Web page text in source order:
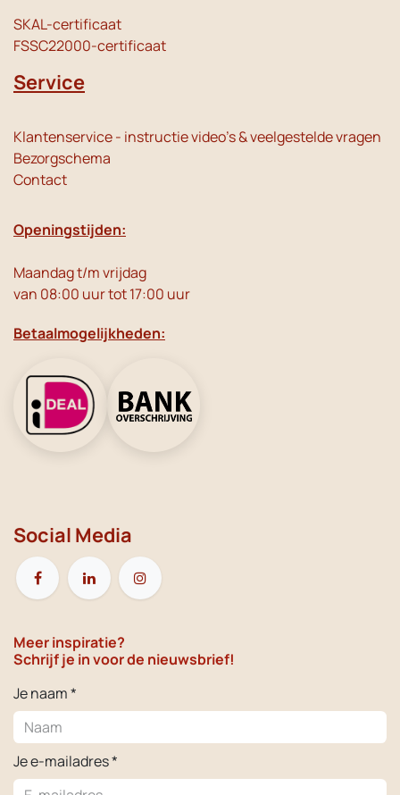
SKAL-certificaat
FSSC22000-certificaat
Service
Klantenservice - instructie video's & veelgestelde vragen
Bezorgschema
Contact
Openingstijden:
Maandag t/m vrijdag
van 08:00 uur tot 17:00 uur
Betaalmogelijkheden:
Social Media
Meer inspiratie?
Schrijf je in voor de nieuwsbrief!
Je naam *
Je e-mailadres *